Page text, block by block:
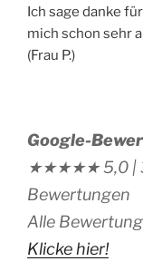
Ich sage danke
mich schon sehr
(Frau P.)
Google-
★★★★★5,0 |
Bewertungen
Alle
Klicke hier!